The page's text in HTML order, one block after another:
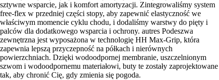
sztywne wsparcie, jak i komfort amortyzacji. Zintegrowaliśmy system
free-flex w przedniej części stopy, aby zapewnić elastyczność we
właściwym momencie cyklu chodu, i dodaliśmy warstwy do pięty i
palców dla dodatkowego wsparcia i ochrony. autres Podeszwa
zewnętrzna jest wyposażona w technologię HH Max-Grip, która
zapewnia lepszą przyczepność na półkach i nierównych
powierzchniach. Dzięki wodoodpornej membranie, uszczelnionym
szwom i wodoodpornemu materiałowi, buty te zostały zaprojektowane
tak, aby chronić Cię, gdy zmienia się pogoda.